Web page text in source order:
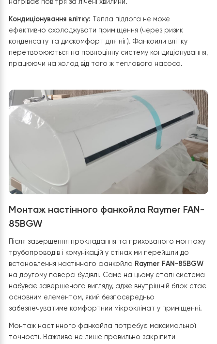
рішення базується на кількох технічних перевагах:
Швидкість та гнучкість:
Тепла підлога має велику
(довго нагрівається і довго остигає), що ідеально для
першого поверху. На другому поверсі, де зазвичай
розташовані спальні та кабінети, важливо мати
Кондиціонування влітку:
Тепла підлога не може
ефективно охолоджувати приміщення (через ризик
конденсату та дискомфорт для ніг). Фанкойли влітку
перетворюються на повноцінну систему
працюючи на холод від того ж теплового насоса.
85BGW